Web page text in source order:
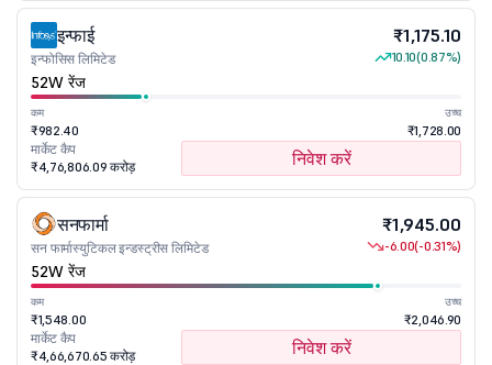
इन्फाई
इन्फोसिस लिमिटेड
₹1,175.10
10.10(0.87%)
52W रेंज
कम
₹982.40
उच्च
₹1,728.00
मार्केट कैप
₹4,76,806.09 करोड़
निवेश करें
सनफार्मा
सन फार्मास्युटिकल इन्डस्ट्रीस लिमिटेड
₹1,945.00
-6.00(-0.31%)
52W रेंज
कम
₹1,548.00
उच्च
₹2,046.90
मार्केट कैप
₹4,66,670.65 करोड़
निवेश करें